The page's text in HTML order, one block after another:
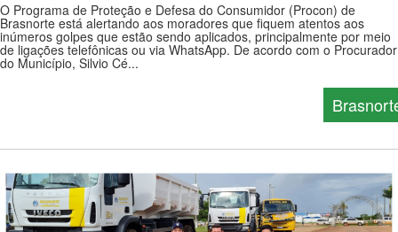
O Programa de Proteção e Defesa do Consumidor (Procon) de
Brasnorte está alertando aos moradores que fiquem atentos aos
inúmeros golpes que estão sendo aplicados, principalmente por meio
de ligações telefônicas ou via WhatsApp. De acordo com o Procurador
do Município, Silvio Cé...